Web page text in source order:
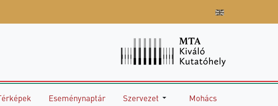
Eseménynaptár Szervezet Mohács